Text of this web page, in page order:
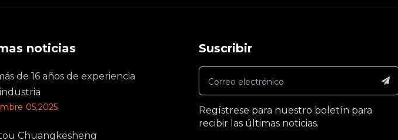
noticias
de 16 años de experiencia
05,2025
Chuangkesheng
Suscribir
Regístrese para nuestro boletín para
recibir las últimas noticias.